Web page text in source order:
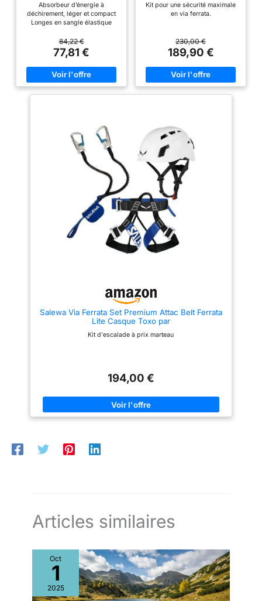
Absorbeur d’énergie à
déchirement, léger et compact
Longes en sangle élastique
(système Rewind) de 19 mm
qui, en s’allongeant le cas
échéant, ne gênent pas durant
la montée Avec mousquetons
Hercules Boucle virée en sangle
résistante, pour une parfaite
connexion au harnais avec un
nœud en tête d'alouette
84,22 €
77,81 €
Kit pour une sécurité maximale
en via ferrata.
230,00 €
189,90 €
Salewa Via Ferrata Set Premium Attac Belt Ferrata
Lite Casque Toxo par
Kit d'escalade à prix marteau
194,00 €
Articles similaires
Oct
1
2025